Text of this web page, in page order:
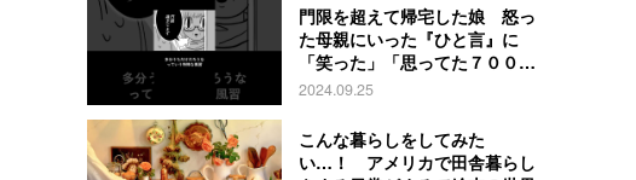
門限を超えて帰宅した娘 怒っ
た母親にいった『ひと言』に
「笑った」「思ってた７００倍
特殊」
2024.09.25
こんな暮らしをしてみた
い…！ アメリカで田舎暮らし